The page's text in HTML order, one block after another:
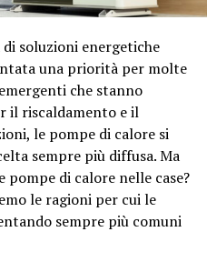
che potrebbero
significative.
sicura è progettata per
e la sicurezza degli
l’installazione di
e antifurto, sistemi di
di alta qualità, rilevatori di
carbonio, nonché
corrimano e tappeti
della propria
e danni alle
soluzioni energetiche
una priorità per molte
che stanno
il riscaldamento e il
le pompe di calore si
sempre più diffusa. Ma
di calore nelle case?
le ragioni per cui le
sempre più comuni